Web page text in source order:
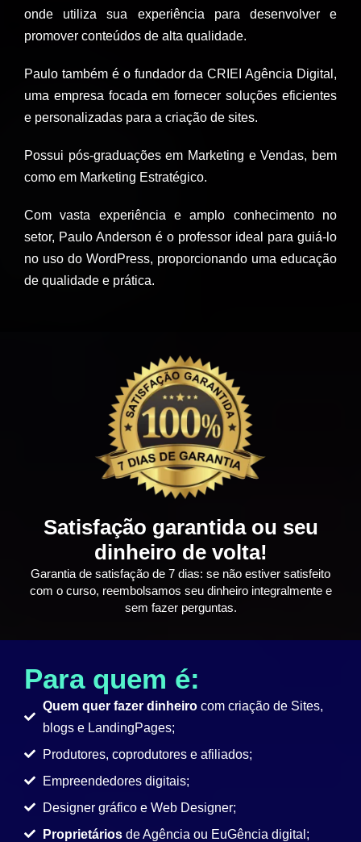
onde utiliza sua experiência para desenvolver e
promover conteúdos de alta qualidade.
Paulo também é o fundador da CRIEI Agência Digital,
uma empresa focada em fornecer soluções eficientes
e personalizadas para a criação de sites.
Possui pós-graduações em Marketing e Vendas, bem
como em Marketing Estratégico.
Com vasta experiência e amplo conhecimento no
setor, Paulo Anderson é o professor ideal para guiá-lo
no uso do WordPress, proporcionando uma educação
de qualidade e prática.
Satisfação garantida ou seu
dinheiro de volta!
Garantia de satisfação de 7 dias: se não estiver satisfeito
com o curso, reembolsamos seu dinheiro integralmente e
sem fazer perguntas.
Para quem é:
Quem quer fazer dinheiro com criação de Sites,
blogs e LandingPages;
Produtores, coprodutores e afiliados;
Empreendedores digitais;
Designer gráfico e Web Designer;
Proprietários de Agência ou EuGência digital;